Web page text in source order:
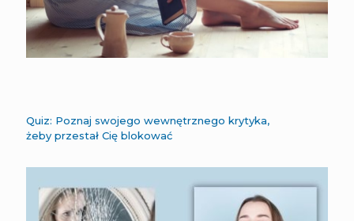
Quiz: Poznaj swojego wewnętrznego krytyka,
żeby przestał Cię blokować